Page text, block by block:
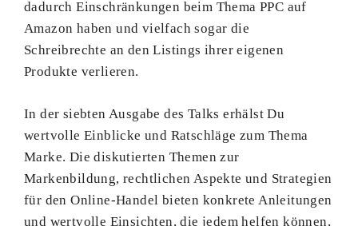
dadurch Einschränkungen beim Thema PPC auf
Amazon haben und vielfach sogar die
Schreibrechte an den Listings ihrer eigenen
Produkte verlieren.
In der siebten Ausgabe des Talks erhälst Du
wertvolle Einblicke und Ratschläge zum Thema
Marke. Die diskutierten Themen zur
Markenbildung, rechtlichen Aspekte und Strategien
für den Online-Handel bieten konkrete Anleitungen
und wertvolle Einsichten, die jedem helfen können,